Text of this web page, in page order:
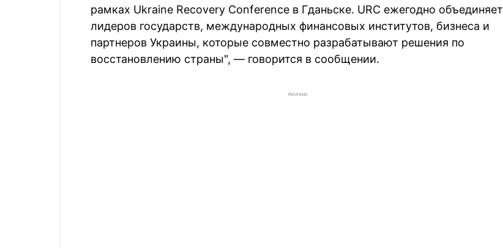
рамках Ukraine Recovery Conference в Гданьске. URC ежегодно объединяет
лидеров государств, международных финансовых институтов, бизнеса и
партнеров Украины, которые совместно разрабатывают решения по
восстановлению страны", — говорится в сообщении.
РЕКЛАМА